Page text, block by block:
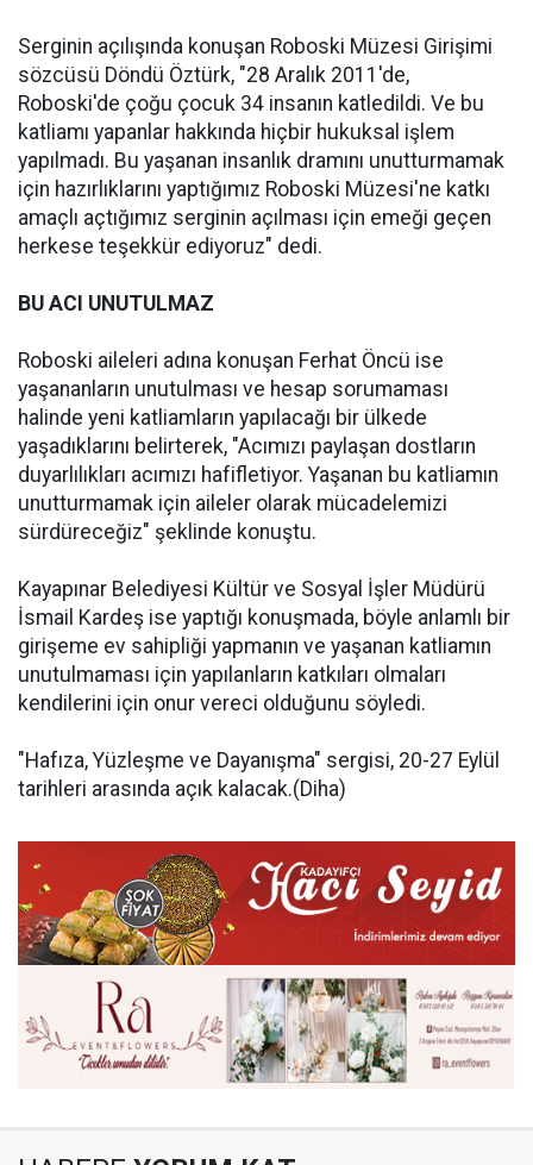
Serginin açılışında konuşan Roboski Müzesi Girişimi
sözcüsü Döndü Öztürk, "28 Aralık 2011'de,
Roboski'de çoğu çocuk 34 insanın katledildi. Ve bu
katliamı yapanlar hakkında hiçbir hukuksal işlem
yapılmadı. Bu yaşanan insanlık dramını unutturmamak
için hazırlıklarını yaptığımız Roboski Müzesi'ne katkı
amaçlı açtığımız serginin açılması için emeği geçen
herkese teşekkür ediyoruz" dedi.
BU ACI UNUTULMAZ
Roboski aileleri adına konuşan Ferhat Öncü ise
yaşananların unutulması ve hesap sorumaması
halinde yeni katliamların yapılacağı bir ülkede
yaşadıklarını belirterek, "Acımızı paylaşan dostların
duyarlılıkları acımızı hafifletiyor. Yaşanan bu katliamın
unutturmamak için aileler olarak mücadelemizi
sürdüreceğiz" şeklinde konuştu.
Kayapınar Belediyesi Kültür ve Sosyal İşler Müdürü
İsmail Kardeş ise yaptığı konuşmada, böyle anlamlı bir
girişeme ev sahipliği yapmanın ve yaşanan katliamın
unutulmaması için yapılanların katkıları olmaları
kendilerini için onur vereci olduğunu söyledi.
"Hafıza, Yüzleşme ve Dayanışma" sergisi, 20-27 Eylül
tarihleri arasında açık kalacak.(Diha)